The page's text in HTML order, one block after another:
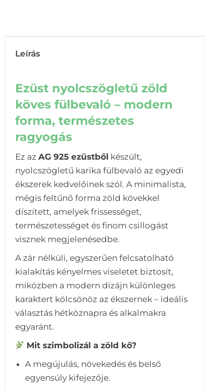
Leírás
Ezüst nyolcszögletű zöld
köves fülbevaló – modern
forma, természetes
ragyogás
Ez az AG 925 ezüstből készült,
nyolcszögletű karika fülbevaló az egyedi
ékszerek kedvelőinek szól. A minimalista,
mégis feltűnő forma zöld kövekkel
díszített, amelyek frissességet,
természetességet és finom csillogást
visznek megjelenésedbe.
A zár nélküli, egyszerűen felcsatolható
kialakítás kényelmes viseletet biztosít,
miközben a modern dizájn különleges
karaktert kölcsönöz az ékszernek – ideális
választás hétköznapra és alkalmakra
egyaránt.
Mit szimbolizál a zöld kő?
A megújulás, növekedés és belső
egyensúly kifejezője.